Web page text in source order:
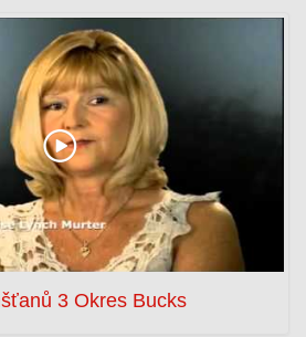
3 Okres Bucks